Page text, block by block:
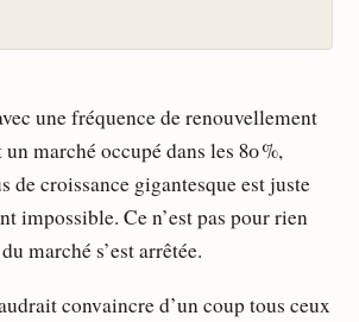
du passage de la 3 à la 4g (à la
une fréquence de renouvellement
marché occupé dans les 80 %,
de croissance gigantesque est juste
impossible. Ce n’est pas pour rien
marché s’est arrêtée.
convaincre d’un coup tous ceux